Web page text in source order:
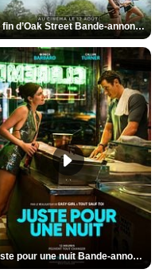
La fin d’Oak Street Bande-annonce VO STFR
Juste pour une nuit Bande-annonce VO STFR